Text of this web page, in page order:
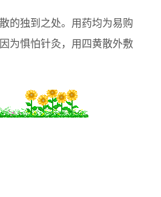
的独到之处。用药均为易购
为惧怕针灸，用四黄散外敷